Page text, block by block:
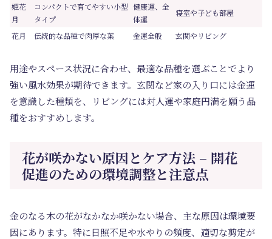
姫花
月
コンパクトで育てやすい小型
タイプ
健康運、全
体運
寝室や子ども部屋
花月 伝統的な品種で肉厚な葉 金運全般 玄関やリビング
用途やスペース状況に合わせ、最適な品種を選ぶことでより
強い風水効果が期待できます。玄関など家の入り口には金運
を意識した種類を、リビングには対人運や家庭円満を願う品
種をおすすめします。
花が咲かない原因とケア方法 – 開花
促進のための環境調整と注意点
金のなる木の花がなかなか咲かない場合、主な原因は環境要
因にあります。特に日照不足や水やりの頻度、適切な剪定が